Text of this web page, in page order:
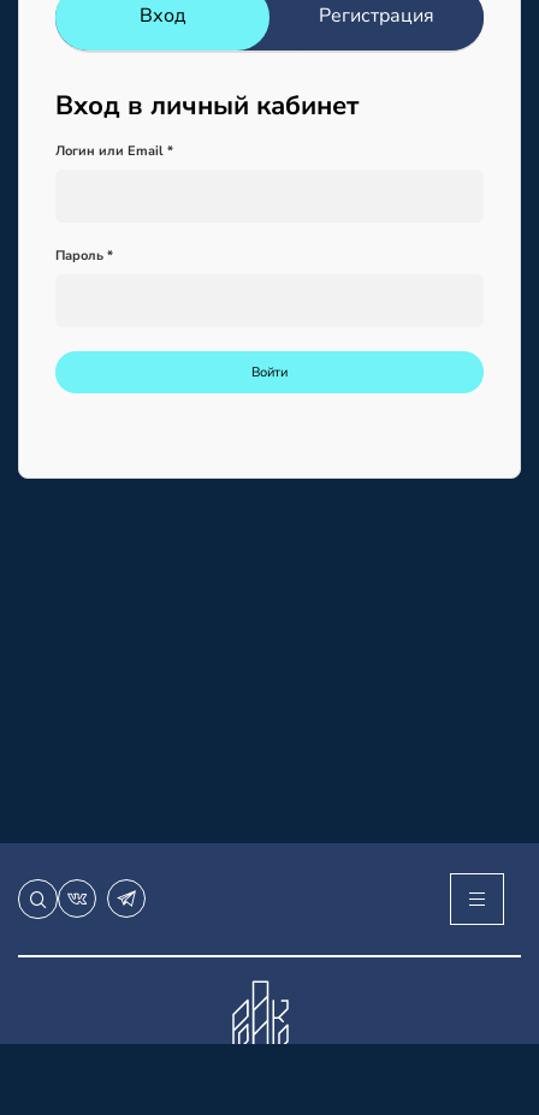
Вход Регистрация
Вход в личный кабинет
Логин или Email *
Пароль *
Войти